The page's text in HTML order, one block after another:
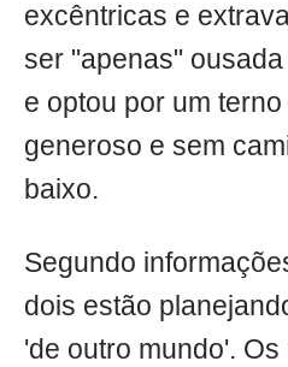
excêntricas e
ser "apenas"
e optou por um
generoso e sem
baixo.
Segundo
dois estão
'de outro mundo'.